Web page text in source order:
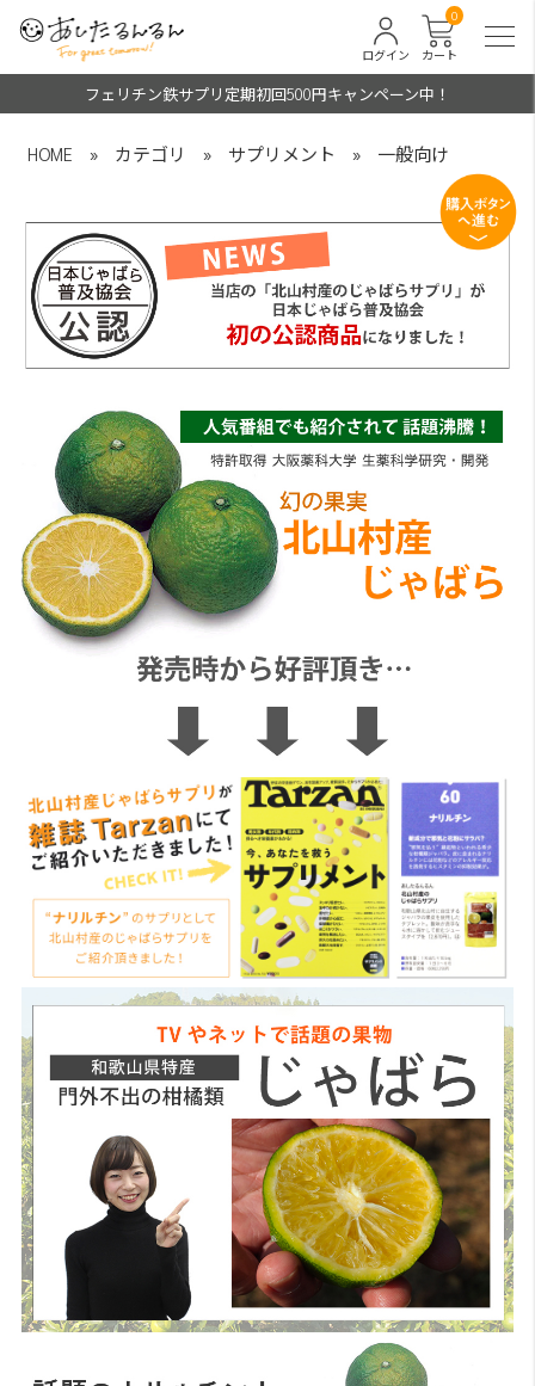
カート
0
ログイン
フェリチン鉄サプリ定期初回500円キャンペーン中！
HOME » カテゴリ » サプリメント » 一般向け